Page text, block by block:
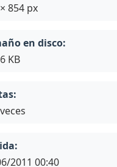
854 px
en disco:
KB
2011 00:40